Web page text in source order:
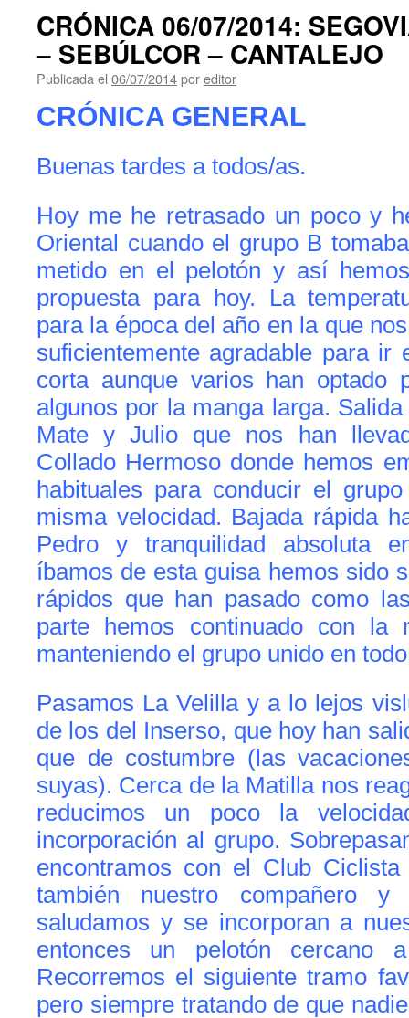
CRÓNICA 06/07/2014:
Publicada el 06/07/2014poreditor
CRÓNICA GENERAL
Buenas tardes a todos/as.
Hoy me he retrasado un poco y
Oriental cuando el grupo B
metido en el pelotón y así
propuesta para hoy. La
para la época del año en la que
suficientemente agradable para ir
corta aunque varios han optado
algunos por la manga larga.
Mate y Julio que nos han
Collado Hermoso donde hemos
habituales para conducir el
misma velocidad. Bajada rápida
Pedro y tranquilidad absoluta
íbamos de esta guisa hemos sido
rápidos que han pasado como
parte hemos continuado con la
manteniendo el grupo unido en
Pasamos La Velilla y a lo lejos
de los del Inserso, que hoy han
que de costumbre (las
suyas). Cerca de la Matilla nos
reducimos un poco la
incorporación al grupo.
encontramos con el Club
también nuestro compañero
saludamos y se incorporan a
entonces un pelotón cercano
Recorremos el siguiente tramo
pero siempre tratando de que